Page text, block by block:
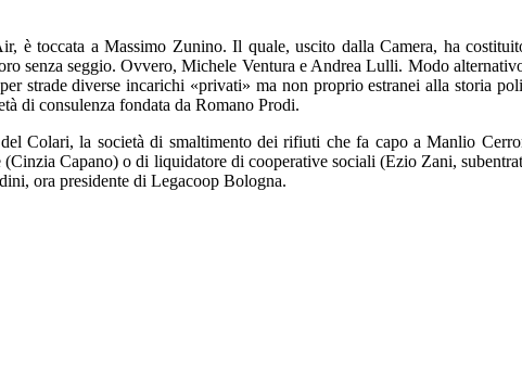
è toccata a Massimo Zunino. Il quale, uscito dalla Camera, ha
senza seggio. Ovvero, Michele Ventura e Andrea Lulli. Modo
strade diverse incarichi «privati» ma non proprio estranei alla storia
di consulenza fondata da Romano Prodi.
Colari, la società di smaltimento dei rifiuti che fa capo a Manlio
Capano) o di liquidatore di cooperative sociali (Ezio Zani,
ora presidente di Legacoop Bologna.